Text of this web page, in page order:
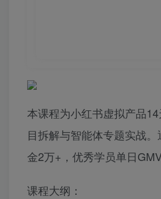
本课程为小红书虚拟产品
目拆解与智能体专题实战
金2万+，优秀学员单日GMV
课程大纲：